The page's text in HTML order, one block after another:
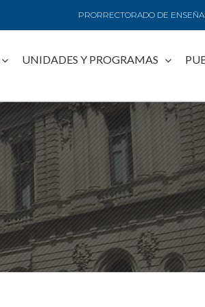
PRORRECTORADO DE
UNIDADES Y PROGRAMAS